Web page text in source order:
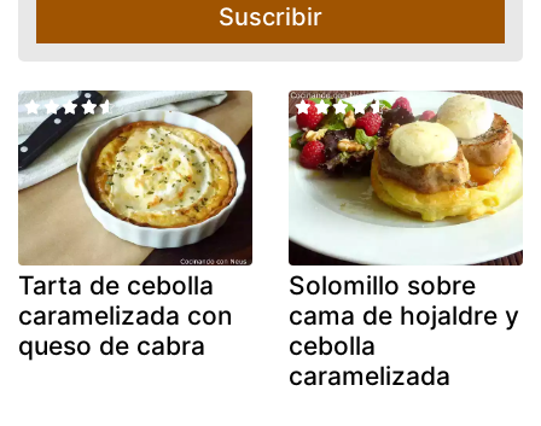
Suscribir
Tarta de cebolla
caramelizada con
queso de cabra
Solomillo sobre
cama de hojaldre y
cebolla
caramelizada